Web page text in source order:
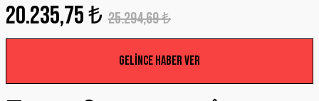
20.235,75 ₺ 25.294,69 ₺
Gelince Haber Ver